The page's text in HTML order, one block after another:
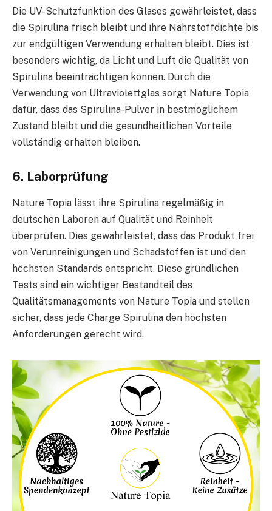
Die UV-Schutzfunktion des Glases gewährleistet, dass
die Spirulina frisch bleibt und ihre Nährstoffdichte bis
zur endgültigen Verwendung erhalten bleibt. Dies ist
besonders wichtig, da Licht und Luft die Qualität von
Spirulina beeinträchtigen können. Durch die
Verwendung von Ultraviolettglas sorgt Nature Topia
dafür, dass das Spirulina-Pulver in bestmöglichem
Zustand bleibt und die gesundheitlichen Vorteile
vollständig erhalten bleiben.
6. Laborprüfung
Nature Topia lässt ihre Spirulina regelmäßig in
deutschen Laboren auf Qualität und Reinheit
überprüfen. Dies gewährleistet, dass das Produkt frei
von Verunreinigungen und Schadstoffen ist und den
höchsten Standards entspricht. Diese gründlichen
Tests sind ein wichtiger Bestandteil des
Qualitätsmanagements von Nature Topia und stellen
sicher, dass jede Charge Spirulina den höchsten
Anforderungen gerecht wird.